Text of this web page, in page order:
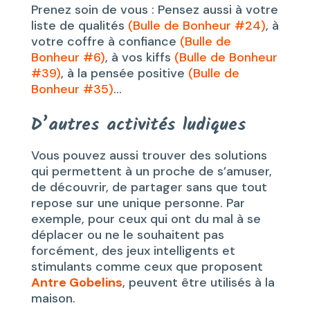
Prenez soin de vous : Pensez aussi à votre
liste de qualités (Bulle de Bonheur #24), à
votre coffre à confiance (Bulle de
Bonheur #6), à vos kiffs (Bulle de Bonheur
#39), à la pensée positive (Bulle de
Bonheur #35)…
D’autres activités ludiques
Vous pouvez aussi trouver des solutions
qui permettent à un proche de s’amuser,
de découvrir, de partager sans que tout
repose sur une unique personne. Par
exemple, pour ceux qui ont du mal à se
déplacer ou ne le souhaitent pas
forcément, des jeux intelligents et
stimulants comme ceux que proposent
Antre Gobelins, peuvent être utilisés à la
maison.